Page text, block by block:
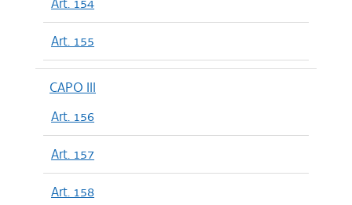
Art. 155
CAPO III
Art. 156
Art. 157
Art. 158